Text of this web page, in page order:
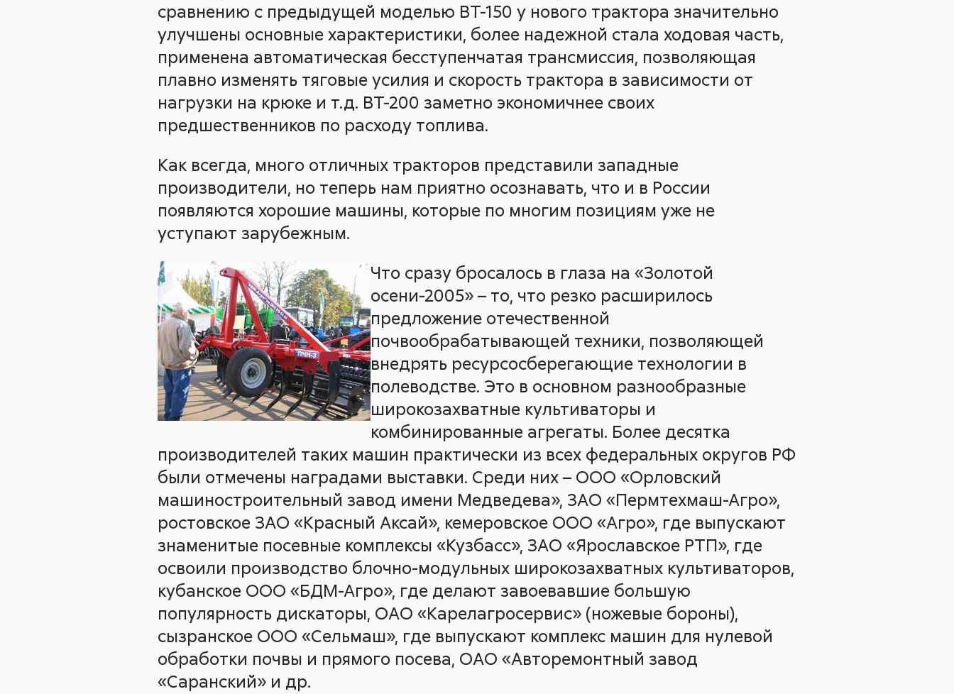
сравнению с предыдущей моделью ВТ-150 у нового трактора значительно
улучшены основные характеристики, более надежной стала ходовая часть,
применена автоматическая бесступенчатая трансмиссия, позволяющая
плавно изменять тяговые усилия и скорость трактора в зависимости от
нагрузки на крюке и т.д. ВТ-200 заметно экономичнее своих
предшественников по расходу топлива.
Как всегда, много отличных тракторов представили западные
производители, но теперь нам приятно осознавать, что и в России
появляются хорошие машины, которые по многим позициям уже не
уступают зарубежным.
Что сразу бросалось в глаза на «Золотой
осени-2005» – то, что резко расширилось
предложение отечественной
почвообрабатывающей техники, позволяющей
внедрять ресурсосберегающие технологии в
полеводстве. Это в основном разнообразные
широкозахватные культиваторы и
комбинированные агрегаты. Более десятка
производителей таких машин практически из всех федеральных округов РФ
были отмечены наградами выставки. Среди них – ООО «Орловский
машиностроительный завод имени Медведева», ЗАО «Пермтехмаш-Агро»,
ростовское ЗАО «Красный Аксай», кемеровское ООО «Агро», где выпускают
знаменитые посевные комплексы «Кузбасс», ЗАО «Ярославское РТП», где
освоили производство блочно-модульных широкозахватных культиваторов,
кубанское ООО «БДМ-Агро», где делают завоевавшие большую
популярность дискаторы, ОАО «Карелагросервис» (ножевые бороны),
сызранское ООО «Сельмаш», где выпускают комплекс машин для нулевой
обработки почвы и прямого посева, ОАО «Авторемонтный завод
«Саранский» и др.